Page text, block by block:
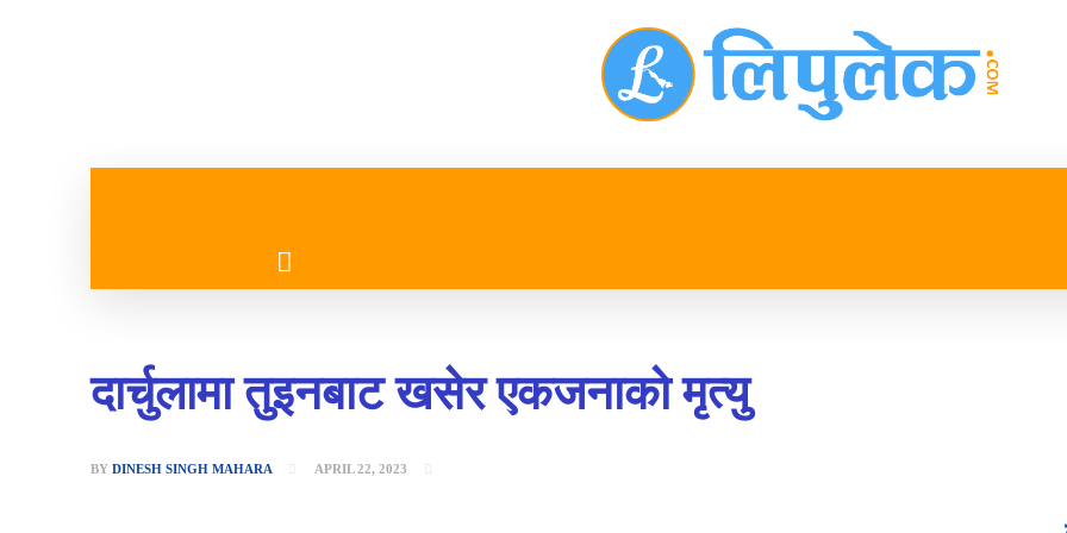
दार्चुलामा तुइनबाट खसेर एकजनाको मृत्यु
BY DINESH SINGH MAHARA APRIL 22, 2023